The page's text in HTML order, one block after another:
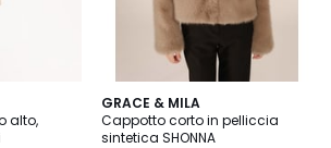
alto,
GRACE & MILA
Cappotto corto in pelliccia
sintetica SHONNA
5
/
5